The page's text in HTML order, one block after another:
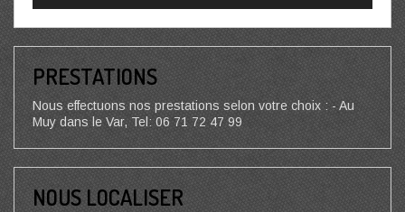
PRESTATIONS
Nous effectuons nos prestations selon votre choix : - Au
Muy dans le Var, Tel: 06 71 72 47 99
NOUS LOCALISER